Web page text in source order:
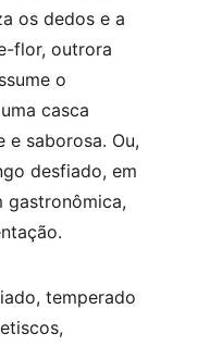
os dedos e a
flor, outrora
o
casca
e saborosa. Ou,
desfiado, em
gastronômica,
temperado